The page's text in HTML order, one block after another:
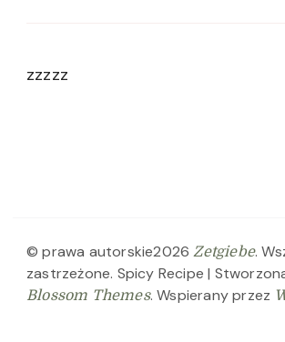
zzzzz
© prawa autorskie2026Zetgiebe.
zastrzeżone. Spicy Recipe |
Blossom Themes. Wspierany przez